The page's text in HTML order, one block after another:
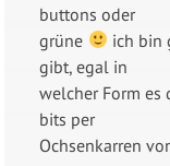
buttons oder
grüne
ich bin
gibt, egal in
welcher Form es
bits per
Ochsenkarren